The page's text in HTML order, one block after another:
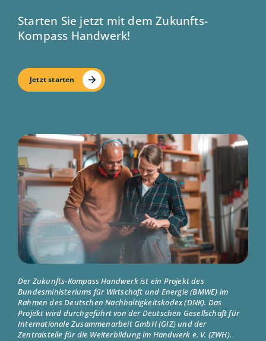
Starten Sie jetzt mit dem Zukunfts-
Kompass Handwerk!
Jetzt starten
Bild
Der Zukunfts-Kompass Handwerk ist ein Projekt des
Bundesministeriums für Wirtschaft und Energie (BMWE) im
Rahmen des Deutschen Nachhaltigkeitskodex (DNK). Das
Projekt wird durchgeführt von der Deutschen Gesellschaft für
Internationale Zusammenarbeit GmbH (GIZ) und der
Zentralstelle für die Weiterbildung im Handwerk e. V. (ZWH).